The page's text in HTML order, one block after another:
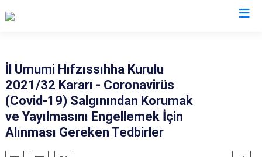
İl Umumi Hıfzıssıhha Kurulu
2021/32 Kararı - Coronavirüs
(Covid-19) Salgınından Korumak
ve Yayılmasını Engellemek İçin
Alınması Gereken Tedbirler